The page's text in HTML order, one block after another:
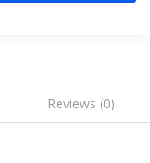
Reviews (0)